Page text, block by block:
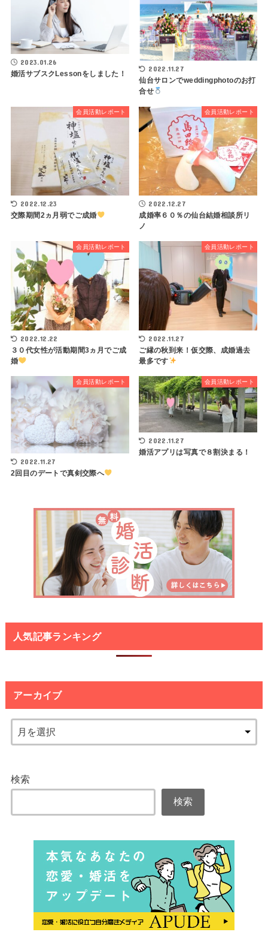
2023.01.26
婚活サブスクLessonをしました！
2022.11.27
仙台サロンでweddingphotoのお打
合せ
会員活動レポート
2022.12.23
交際期間2ヵ月弱でご成婚
会員活動レポート
2022.12.27
成婚率６０％の仙台結婚相談所リ
ノ
会員活動レポート
2022.12.22
３０代女性が活動期間3ヵ月でご成
婚
会員活動レポート
2022.11.27
ご縁の秋到来！仮交際、成婚過去
最多です
会員活動レポート
2022.11.27
2回目のデートで真剣交際へ
会員活動レポート
2022.11.27
婚活アプリは写真で８割決まる！
人気記事ランキング
アーカイブ
検索
検索